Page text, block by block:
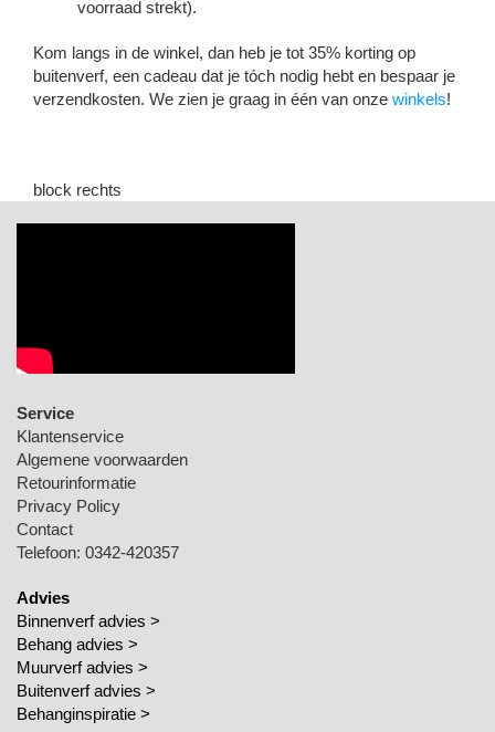
voorraad strekt).
Kom langs in de winkel, dan heb je tot 35% korting op
buitenverf, een cadeau dat je tóch nodig hebt en bespaar je
verzendkosten. We zien je graag in één van onze winkels!
block rechts
Service
Klantenservice
Algemene voorwaarden
Retourinformatie
Privacy Policy
Contact
Telefoon: 0342-420357
Advies
Binnenverf advies >
Behang advies >
Muurverf advies >
Buitenverf advies >
Behanginspiratie >